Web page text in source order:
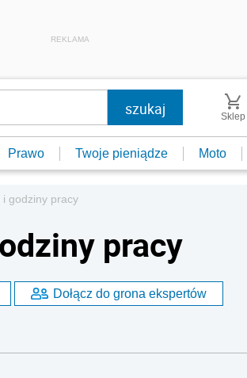
REKLAMA
Sklep
Prawo Twoje pieniądze Moto
godziny pracy
pracy
Dołącz do grona ekspertów